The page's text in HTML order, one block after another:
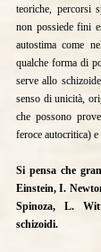
teoriche, percorsi
non possiede fini
autostima come
qualche forma di
serve allo
senso di unicità,
che possono
feroce autocritica) e
Si pensa che
Einstein, I.
Spinoza, L.
schizoidi.